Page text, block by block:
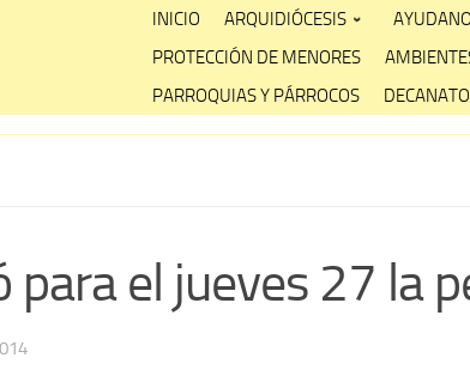
INICIO ARQUIDIÓCESIS
PROTECCIÓN DE MENORES
PARROQUIAS Y PÁRROCOS
para el jueves 27 la